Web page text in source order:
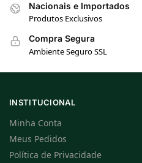
Nacionais e Importados
Produtos Exclusivos
Compra Segura
Ambiente Seguro SSL
INSTITUCIONAL
Minha Conta
Meus Pedidos
Política de Privacidade